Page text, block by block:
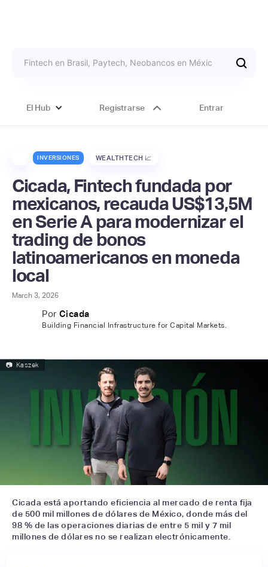
El Hub Registrarse Entrar
INVERSIONES WEALTHTECH 📈
Cicada, Fintech fundada por
mexicanos, recauda US$13,5M
en Serie A para modernizar el
trading de bonos
latinoamericanos en moneda
local
March 3, 2026
Por Cicada
Building Financial Infrastructure for Capital Markets.
📷 Kaszek
Cicada está aportando eficiencia al mercado de renta fija
de 500 mil millones de dólares de México, donde más del
98 % de las operaciones diarias de entre 5 mil y 7 mil
millones de dólares no se realizan electrónicamente.